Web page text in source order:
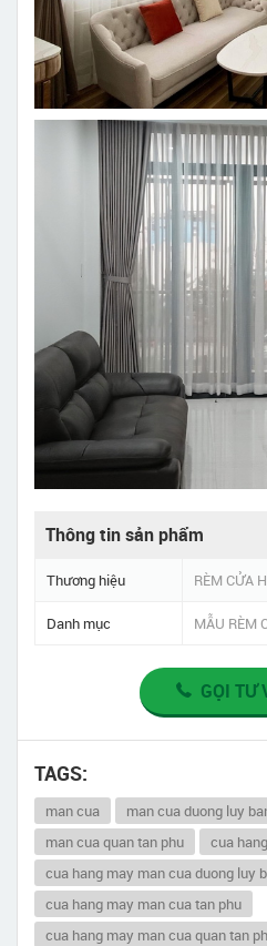
Thông tin sản phẩm
Thương hiệu RÈM CỬA
Danh mục MẪU RÈM
GỌI TƯ
TAGS:
man cua man cua duong luy
man cua quan tan phu
cua
cua hang may man cua duong luy
cua hang may man cua tan phu
cua hang may man cua quan tan